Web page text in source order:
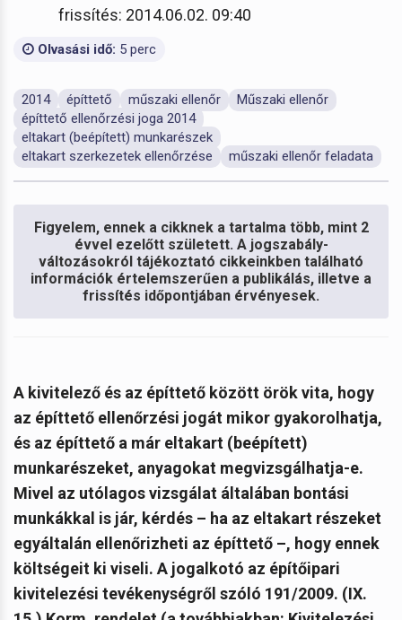
frissítés: 2014.06.02. 09:40
Olvasási idő: 5 perc
2014 építtető műszaki ellenőr
Műszaki ellenőr
építtető ellenőrzési joga 2014
eltakart (beépített) munkarészek
eltakart szerkezetek ellenőrzése
műszaki ellenőr feladata
Figyelem, ennek a cikknek a tartalma több, mint 2
évvel ezelőtt született. A jogszabály-
változásokról tájékoztató cikkeinkben található
információk értelemszerűen a publikálás, illetve a
frissítés időpontjában érvényesek.
A kivitelező és az építtető között örök vita, hogy
az építtető ellenőrzési jogát mikor gyakorolhatja,
és az építtető a már eltakart (beépített)
munkarészeket, anyagokat megvizsgálhatja-e.
Mivel az utólagos vizsgálat általában bontási
munkákkal is jár, kérdés – ha az eltakart részeket
egyáltalán ellenőrizheti az építtető –, hogy ennek
költségeit ki viseli. A jogalkotó az építőipari
kivitelezési tevékenységről szóló 191/2009. (IX.